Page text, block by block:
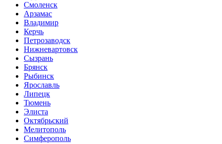
Смоленск
Арзамас
Владимир
Керчь
Петрозаводск
Нижневартовск
Сызрань
Брянск
Рыбинск
Ярославль
Липецк
Тюмень
Элиста
Октябрьский
Мелитополь
Симферополь